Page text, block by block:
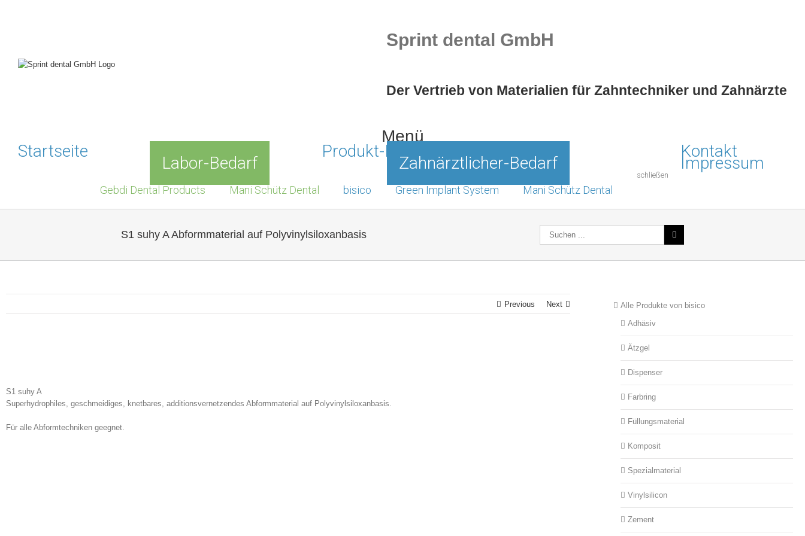
Sprint dental GmbH
Der Vertrieb von Materialien für Zahntechniker und Zahnärzte
Menü
Startseite Produkt-Portfolio
Labor-Bedarf
Gebdi Dental Products Mani Schütz Dental
Zahnärztlicher-Bedarf
bisico Green Implant System Mani Schütz Dental
schließen
Kontakt
Impressum
S1 suhy A Abformmaterial auf Polyvinylsiloxanbasis
Suche
Previous Next
S1 suhy A
Superhydrophiles, geschmeidiges, knetbares, additionsvernetzendes Abformmaterial auf Polyvinylsiloxanbasis.
Für alle Abformtechniken geegnet.
Alle Produkte von bisico
Adhäsiv
Ätzgel
Dispenser
Farbring
Füllungsmaterial
Komposit
Spezialmaterial
Vinylsilicon
Zement